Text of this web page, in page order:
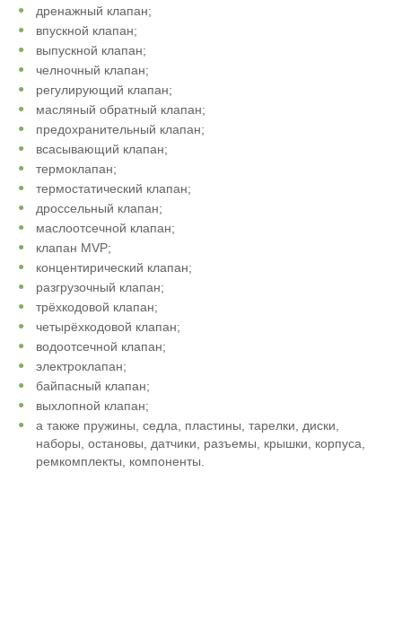
дренажный клапан;
впускной клапан;
выпускной клапан;
челночный клапан;
регулирующий клапан;
масляный обратный клапан;
предохранительный клапан;
всасывающий клапан;
термоклапан;
термостатический клапан;
дроссельный клапан;
маслоотсечной клапан;
клапан MVP;
концентирический клапан;
разгрузочный клапан;
трёхкодовой клапан;
четырёхкодовой клапан;
водоотсечной клапан;
электроклапан;
байпасный клапан;
выхлопной клапан;
а также пружины, седла, пластины, тарелки, диски,
наборы, остановы, датчики, разъемы, крышки, корпуса,
ремкомплекты, компоненты.